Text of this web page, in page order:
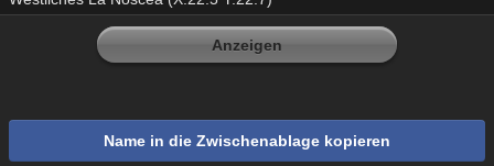
Anzeigen
Name in die Zwischenablage kopieren